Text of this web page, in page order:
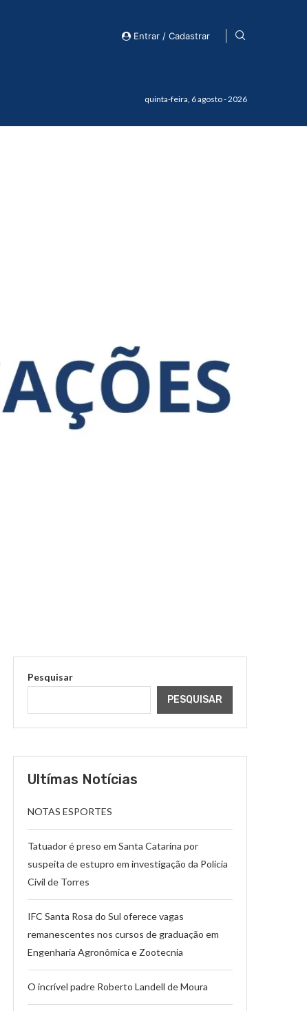
Entrar / Cadastrar
quinta-feira, 6 agosto - 2026
Pesquisar
PESQUISAR
Ultímas Notícias
NOTAS ESPORTES
Tatuador é preso em Santa Catarina por
suspeita de estupro em investigação da Polícia
Civil de Torres
IFC Santa Rosa do Sul oferece vagas
remanescentes nos cursos de graduação em
Engenharia Agronômica e Zootecnia
O incrível padre Roberto Landell de Moura